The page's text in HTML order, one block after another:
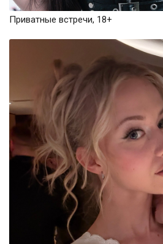
Приватные встречи, 18+